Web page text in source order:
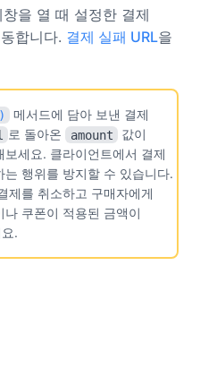
을 열 때 설정한 결제
합니다. 결제 실패 URL을
메서드에 담아 보낸 결제
로 돌아온 amount
값이
보세요. 클라이언트에서 결제
는 행위를 방지할 수 있습니다.
제를 취소하고 구매자에게
쿠폰이 적용된 금액이
.